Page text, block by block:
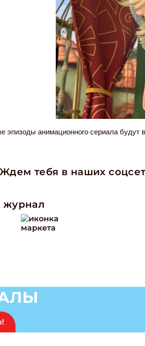
эпизоды анимационного сериала будут
Ждем тебя в наших
журнал